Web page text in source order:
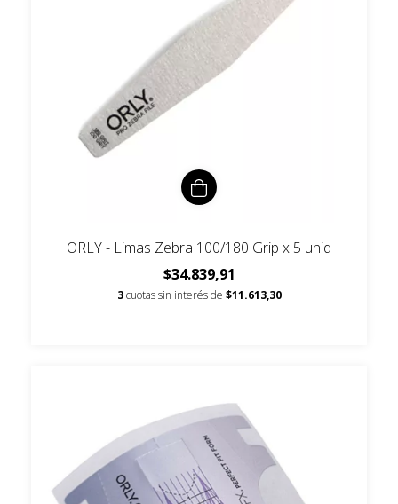
ORLY - Limas Zebra 100/180 Grip x 5 unid
$34.839,91
3 cuotas sin interés de $11.613,30